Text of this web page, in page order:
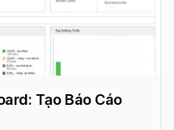
Tạo Báo Cáo